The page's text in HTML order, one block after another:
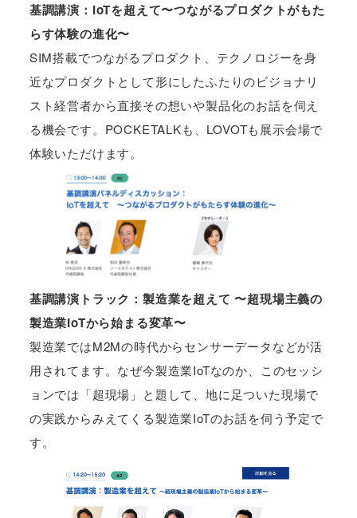
基調講演：IoTを超えて〜つながるプロダクトがもた
らす体験の進化〜
SIM搭載でつながるプロダクト、テクノロジーを身
近なプロダクトとして形にしたふたりのビジョナリ
スト経営者から直接その想いや製品化のお話を伺え
る機会です。POCKETALKも、LOVOTも展示会場で
体験いただけます。
基調講演トラック：製造業を超えて 〜超現場主義の
製造業IoTから始まる変革〜
製造業ではM2Mの時代からセンサーデータなどが活
用されてます。なぜ今製造業IoTなのか、このセッシ
ョンでは「超現場」と題して、地に足ついた現場で
の実践からみえてくる製造業IoTのお話を伺う予定で
す。